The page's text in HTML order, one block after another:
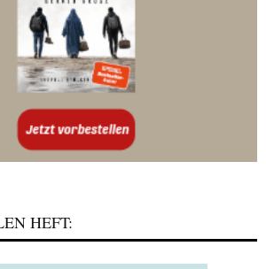
HEFT: